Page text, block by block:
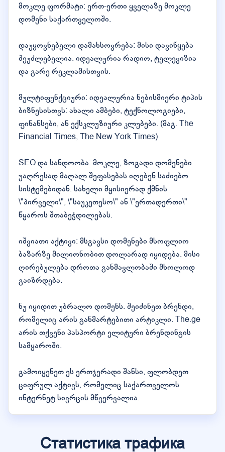
მოკლე ფორმატი: ერთ-ერთი ყველაზე მოკლე
დომენი საქართველოში.
დაუყოვნებელი დამახსოვრება: მისი დავიწყება
შეუძლებელია. იდეალურია რადიო, ტელევიზია
და გარე რეკლამისთვის.
მულტიფუნქციური: იდეალურია ნებისმიერი ტიპის
ბიზნესისთვს: ახალი ამბები, ტექნოლოგიები,
ფინანსები, ან ექსკლუზიური კლუბები. (მაგ. The
Financial Times, The New York Times)
SEO და სანდოობა: მოკლე, ზოგადი დომენები
უაღრესად მაღალ შეფასებას იღებენ საძიებო
სისტემებიდან. სახელი მყისიერად ქმნის
\"პირველი\", \"საუკეთესო\" ან \"ერთადერთი\"
წყაროს შთაბეჭდილებას.
იშვიათი აქტივი: მსგავსი დომენები მსოფლიო
ბაზარზე მილიონობით დოლარად იყიდება. მისი
ღირებულება დროთა განმავლობაში მხოლოდ
გაიზრდება.
ნუ იყიდით უბრალო დომენს. შეიძინეთ ბრენდი,
რომელიც არის განმარტებითი არტიკლი. The.ge
არის თქვენი პასპორტი ელიტური ბრენდინგის
სამყაროში.
გამოიყენეთ ეს ერთჯერადი შანსი, ფლობდეთ
ციფრულ აქტივს, რომელიც საქართველოს
ინტერნეტ სივრცის მწვერვალია.
Статистика трафика